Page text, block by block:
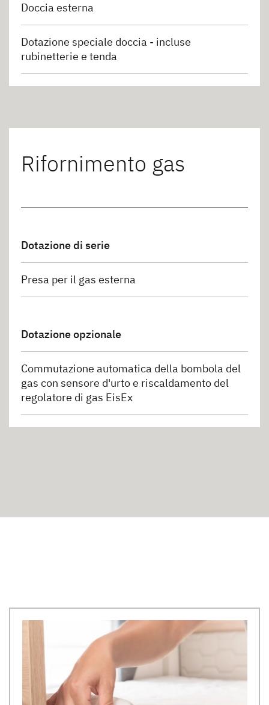
Doccia esterna
Dotazione speciale doccia - incluse
rubinetterie e tenda
Rifornimento gas
Dotazione di serie
Presa per il gas esterna
Dotazione opzionale
Commutazione automatica della bombola del
gas con sensore d'urto e riscaldamento del
regolatore di gas EisEx